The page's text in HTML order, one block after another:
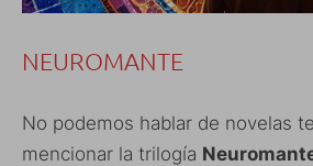
NEUROMANTE
No podemos hablar de novelas
mencionar la trilogía